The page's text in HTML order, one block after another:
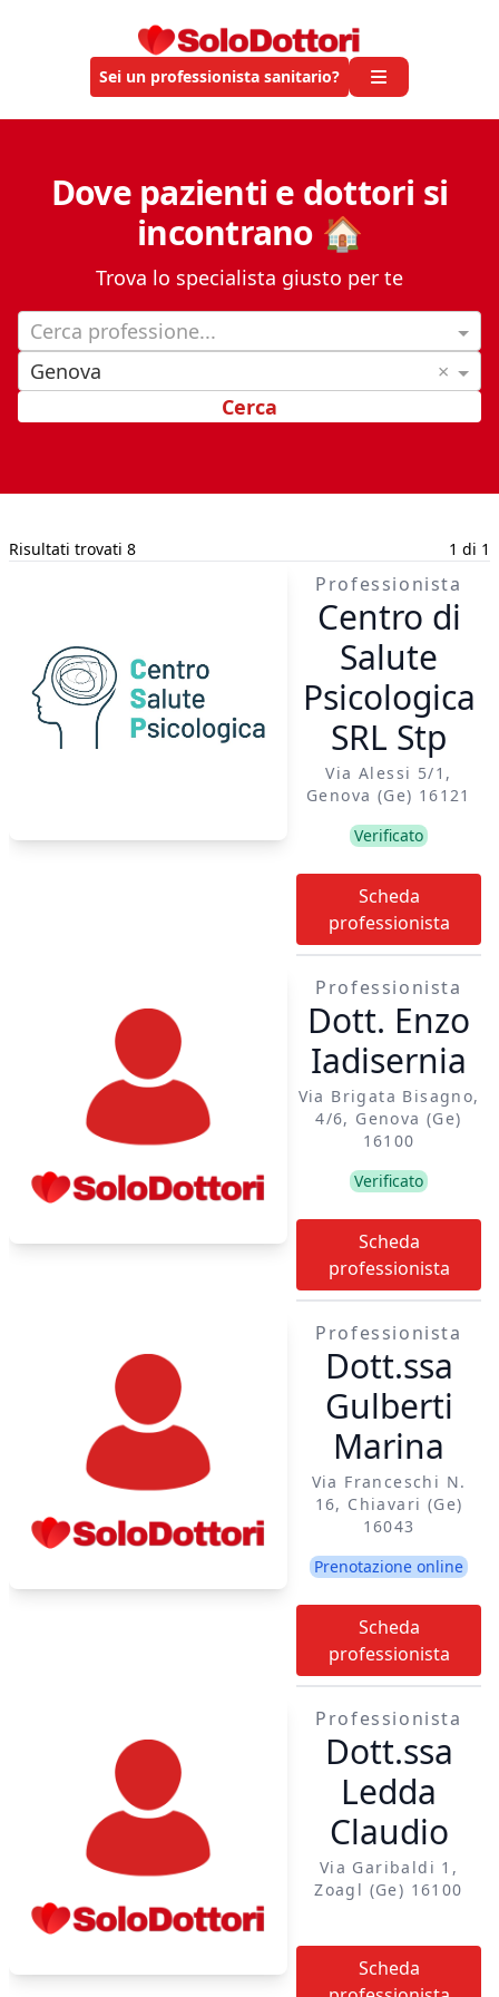
Sei un professionista sanitario?
Dove pazienti e dottori si
incontrano 🏠
Trova lo specialista giusto per te
Cerca professione...
Genova
×
Cerca
Risultati trovati 8 1 di 1
Professionista
Centro di
Salute
Psicologica
SRL Stp
Via Alessi 5/1,
Genova (ge) 16121
Verificato
Scheda
professionista
Professionista
Dott. Enzo
Iadisernia
Via Brigata Bisagno,
4/6, Genova (ge)
16100
Verificato
Scheda
professionista
Professionista
Dott.ssa
Gulberti
Marina
Via Franceschi N.
16, Chiavari (ge)
16043
Prenotazione online
Scheda
professionista
Professionista
Dott.ssa
Ledda
Claudio
Via Garibaldi 1,
Zoagl (ge) 16100
Scheda